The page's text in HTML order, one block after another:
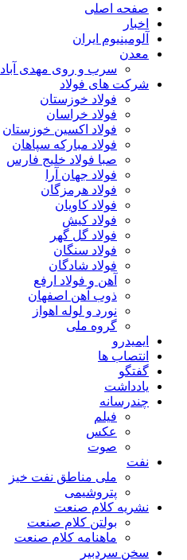
صفحه اصلی
اخبار
آلومینیوم ایران
معدن
سرب و روی مهدی آباد
شرکت های فولاد
فولاد خوزستان
فولاد خراسان
فولاد اکسین خوزستان
فولاد مبارکه سپاهان
صبا فولاد خلیج فارس
فولاد جهان آرا
فولاد هرمزگان
فولاد کاویان
فولاد کیش
فولاد گل گهر
فولاد سنگان
فولاد شادگان
آهن و فولاد ارفع
ذوب آهن اصفهان
نورد و لوله اهواز
گروه ملی
ایمیدرو
انتصاب ها
گفتگو
یادداشت
چندرسانه
فیلم
عکس
صوت
نفت
ملی مناطق نفت خیز
پتروشیمی
نشریه کلام صنعت
بولتن کلام صنعت
ماهنامه کلام صنعت
سخن سردبیر